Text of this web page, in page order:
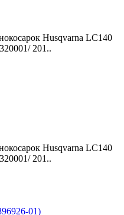
Husqvarna LC140
201..
Husqvarna LC140
201..